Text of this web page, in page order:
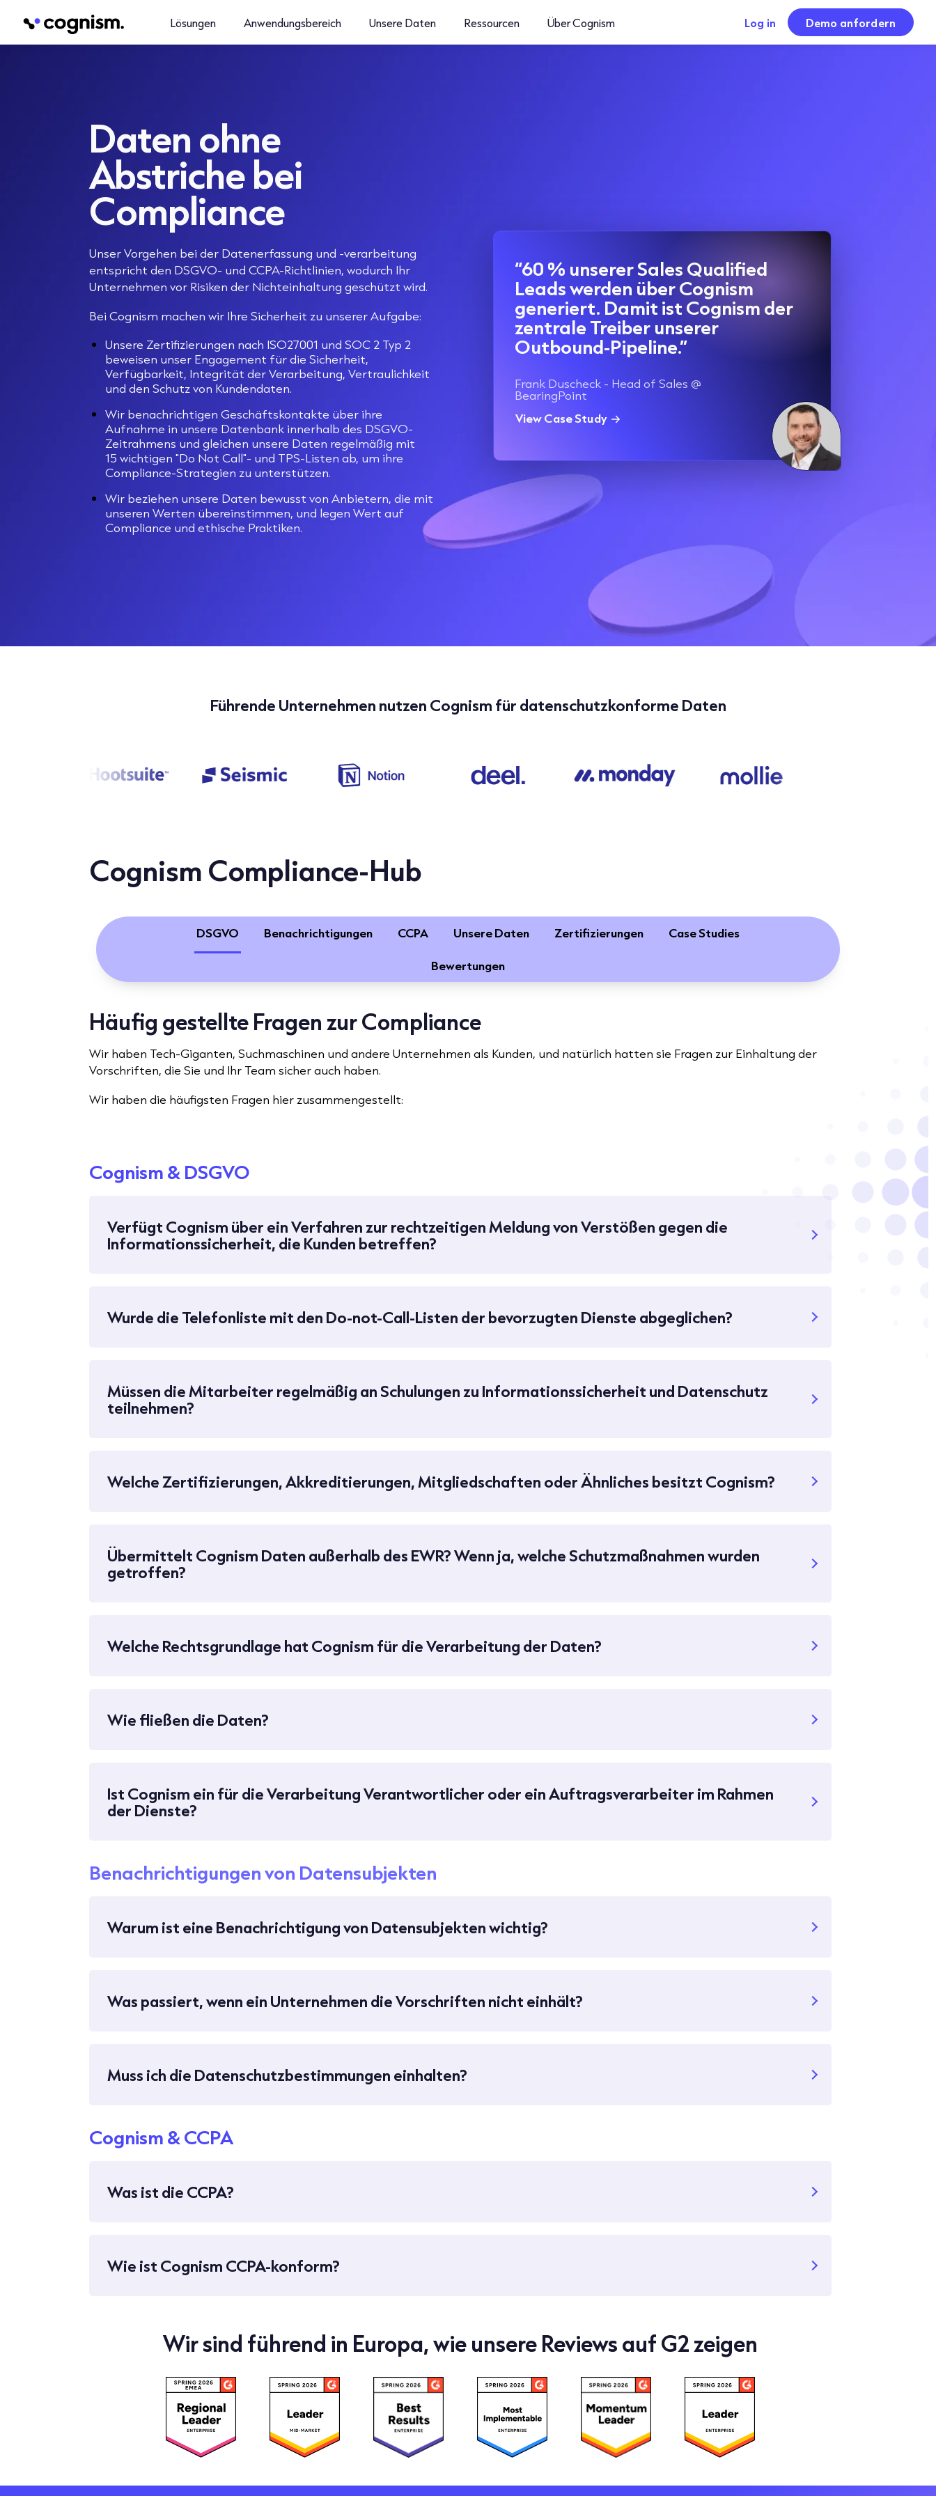
Lösungen Anwendungsbereich Unsere Daten Ressourcen Über Cognism Log in Demo anfordern
Daten ohne
Abstriche bei
Compliance
Unser Vorgehen bei der Datenerfassung und -verarbeitung
entspricht den DSGVO- und CCPA-Richtlinien, wodurch Ihr
Unternehmen vor Risiken der Nichteinhaltung geschützt wird.
Bei Cognism machen wir Ihre Sicherheit zu unserer Aufgabe:
Unsere Zertifizierungen nach ISO27001 und SOC 2 Typ 2
beweisen unser Engagement für die Sicherheit,
Verfügbarkeit, Integrität der Verarbeitung, Vertraulichkeit
und den Schutz von Kundendaten.
Wir benachrichtigen Geschäftskontakte über ihre
Aufnahme in unsere Datenbank innerhalb des DSGVO-
Zeitrahmens und gleichen unsere Daten regelmäßig mit
15 wichtigen "Do Not Call"- und TPS-Listen ab, um ihre
Compliance-Strategien zu unterstützen.
Wir beziehen unsere Daten bewusst von Anbietern, die mit
unseren Werten übereinstimmen, und legen Wert auf
Compliance und ethische Praktiken.
“60 % unserer Sales Qualified
Leads werden über Cognism
generiert. Damit ist Cognism der
zentrale Treiber unserer
Outbound-Pipeline.”
Frank Duscheck - Head of Sales @
BearingPoint
View Case Study
Führende Unternehmen nutzen Cognism für datenschutzkonforme Daten
Cognism Compliance-Hub
DSGVO Benachrichtigungen CCPA Unsere Daten Zertifizierungen Case Studies
Bewertungen
Häufig gestellte Fragen zur Compliance
Wir haben Tech-Giganten, Suchmaschinen und andere Unternehmen als Kunden, und natürlich hatten sie Fragen zur Einhaltung der
Vorschriften, die Sie und Ihr Team sicher auch haben.
Wir haben die häufigsten Fragen hier zusammengestellt:
Cognism & DSGVO
Verfügt Cognism über ein Verfahren zur rechtzeitigen Meldung von Verstößen gegen die
Informationssicherheit, die Kunden betreffen?
Wurde die Telefonliste mit den Do-not-Call-Listen der bevorzugten Dienste abgeglichen?
Müssen die Mitarbeiter regelmäßig an Schulungen zu Informationssicherheit und Datenschutz
teilnehmen?
Welche Zertifizierungen, Akkreditierungen, Mitgliedschaften oder Ähnliches besitzt Cognism?
Übermittelt Cognism Daten außerhalb des EWR? Wenn ja, welche Schutzmaßnahmen wurden
getroffen?
Welche Rechtsgrundlage hat Cognism für die Verarbeitung der Daten?
Wie fließen die Daten?
Ist Cognism ein für die Verarbeitung Verantwortlicher oder ein Auftragsverarbeiter im Rahmen
der Dienste?
Benachrichtigungen von Datensubjekten
Warum ist eine Benachrichtigung von Datensubjekten wichtig?
Was passiert, wenn ein Unternehmen die Vorschriften nicht einhält?
Muss ich die Datenschutzbestimmungen einhalten?
Cognism & CCPA
Was ist die CCPA?
Wie ist Cognism CCPA-konform?
Wir sind führend in Europa, wie unsere Reviews auf G2 zeigen